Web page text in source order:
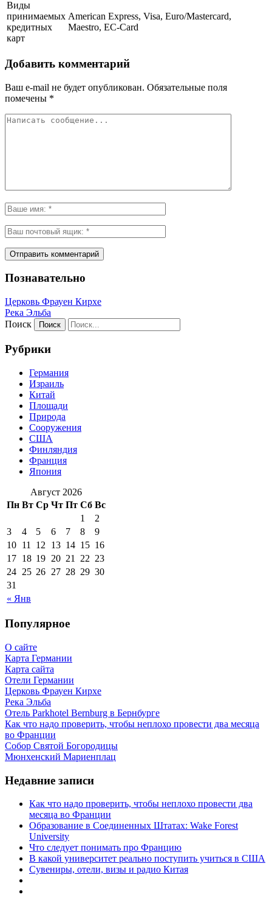
Виды
принимаемых
кредитных
карт
American Express, Visa, Euro/Mastercard,
Maestro, EC-Card
Добавить комментарий
Ваш e-mail не будет опубликован. Обязательные поля
помечены *
Познавательно
Церковь Фрауен Кирхе
Река Эльба
Поиск
Рубрики
Германия
Израиль
Китай
Площади
Природа
Сооружения
США
Финляндия
Франция
Япония
Август 2026
Пн Вт Ср Чт Пт Сб Вс
« Янв
1
2
3
4 5 6 7 8
9
10 11 12 13 14 15 16
17 18 19 20 21 22 23
24 25 26 27 28 29 30
31
Популярное
О сайте
Карта Германии
Карта сайта
Отели Германии
Церковь Фрауен Кирхе
Река Эльба
Отель Parkhotel Bernburg в Бернбурге
Как что надо проверить, чтобы неплохо провести два месяца
во Франции
Собор Святой Богородицы
Мюнхенский Мариенплац
Недавние записи
Как что надо проверить, чтобы неплохо провести два
месяца во Франции
Образование в Соединенных Штатах: Wake Forest
University
Что следует понимать про Францию
В какой университет реально поступить учиться в США
Сувениры, отели, визы и радио Китая